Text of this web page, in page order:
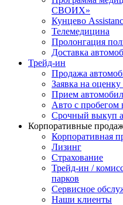
СВОИХ»
Кунцево
Телемедицина
Пролонгация
Доставка
Трейд-ин
Продажа
Заявка на
Прием
Авто с пробегом
Срочный выкуп
Корпоративные
Корпоративная
Лизинг
Страхование
Трейд-ин /
парков
Cервисное
Наши клиенты